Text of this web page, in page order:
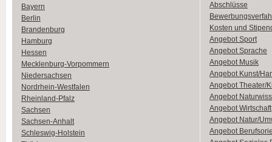
Bayern
Berlin
Brandenburg
Hamburg
Hessen
Mecklenburg-Vorpommern
Niedersachsen
Nordrhein-Westfalen
Rheinland-Pfalz
Sachsen
Sachsen-Anhalt
Schleswig-Holstein
Abschlüsse
Kosten und
Angebot Sport
Angebot Sprache
Angebot Musik
Angebot Kunst/
Angebot Theater/
Angebot
Angebot Wirtschaft
Angebot Natur/
Angebot